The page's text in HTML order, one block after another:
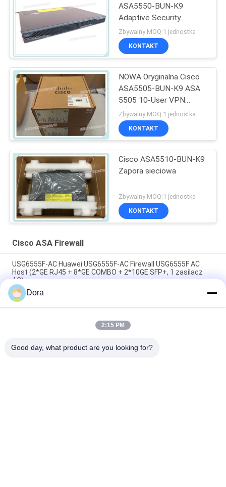
ASA5550-BUN-K9
Adaptive Security
Appliance ASA 5550
Ethernet
Zbywalny MOQ:1 jednostka
KONTAKT
NOWA Oryginalna Cisco
ASA5505-BUN-K9 ASA
5505 10-User VPN
Firewall ASA5505-BUN-
K9
Zbywalny MOQ:1 jednostka
KONTAKT
Cisco ASA5510-BUN-K9
Zapora sieciowa
Zbywalny MOQ:1 jednostka
KONTAKT
Cisco ASA Firewall
USG6555F-AC Huawei USG6555F-AC Firewall USG6555F AC
Host (2*GE RJ45 + 8*GE COMBO + 2*10GE SFP+, 1 zasilacz
AC)
FG-201G, Fortinet FortiGate NGFW, 480 GB SSD/NP7Lite i
CP10/10xGE RJ45
USG6510E-AC, zapora sieciowa Huawei serii USG6510E, 10xGE
Dora
2:15 PM
Good day, what product are you looking for?